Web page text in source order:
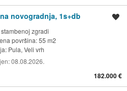
novogradnja, 1s+db
zgradi
površina: 55 m2
Pula, Veli vrh
08.08.2026.
182.000 €